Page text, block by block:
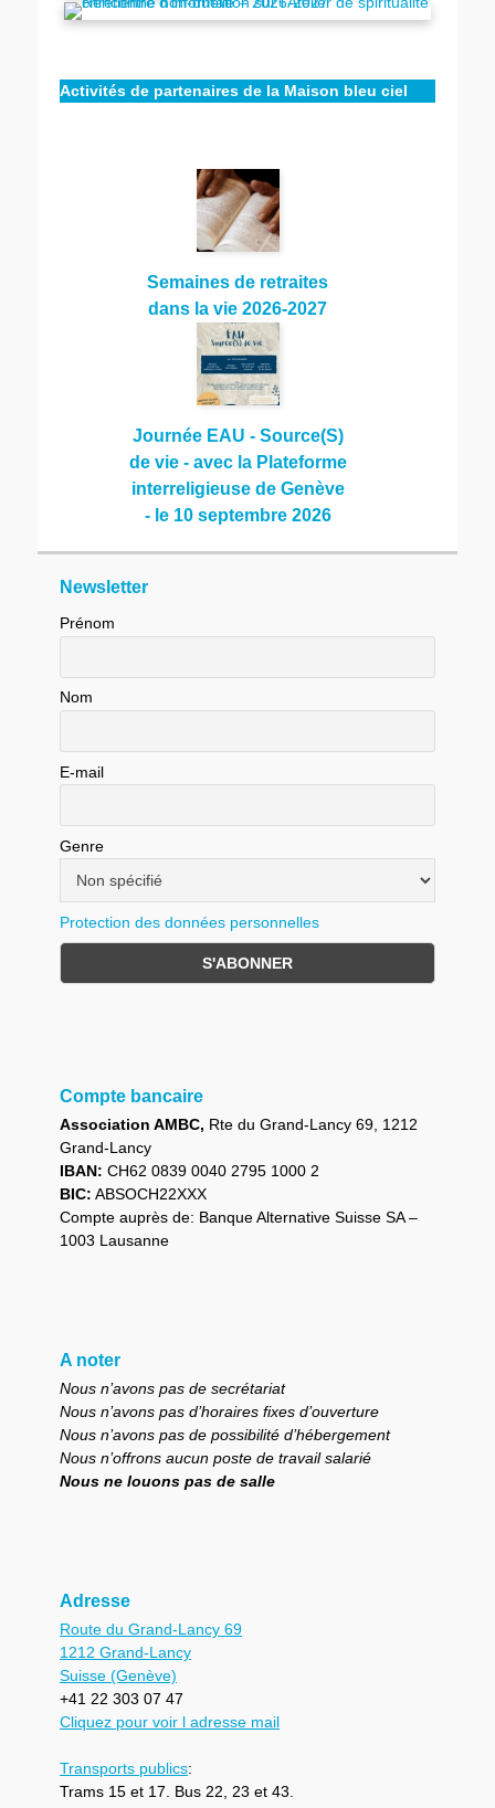
Activités de partenaires de la Maison bleu ciel
Semaines de retraites
dans la vie 2026-2027
Journée EAU - Source(S)
de vie - avec la Plateforme
interreligieuse de Genève
- le 10 septembre 2026
Newsletter
Prénom
Nom
E-mail
Genre
Protection des données personnelles
Compte bancaire
Association AMBC, Rte du Grand-Lancy 69, 1212
Grand-Lancy
IBAN: CH62 0839 0040 2795 1000 2
BIC: ABSOCH22XXX
Compte auprès de: Banque Alternative Suisse SA –
1003 Lausanne
A noter
Nous n’avons pas de secrétariat
Nous n’avons pas d’horaires fixes d’ouverture
Nous n’avons pas de possibilité d’hébergement
Nous n’offrons aucun poste de travail salarié
Nous ne louons pas de salle
Adresse
Route du Grand-Lancy 69
1212 Grand-Lancy
Suisse (Genève)
+41 22 303 07 47
Cliquez pour voir l adresse mail
Transports publics:
Trams 15 et 17. Bus 22, 23 et 43.